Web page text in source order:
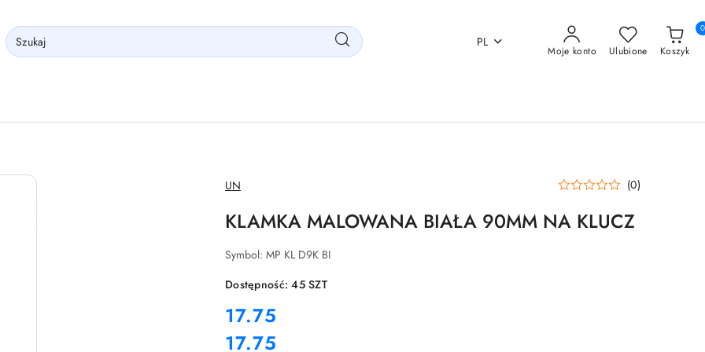
PL
Moje konto Ulubione Koszyk
0
NAZWA
PRODUCENTA:
UN (0)
KLAMKA MALOWANA BIAŁA 90MM NA KLUCZ
Symbol: MP KL D9K BI
Dostępność:45SZT
cena:
17.75
Cena:
17.75